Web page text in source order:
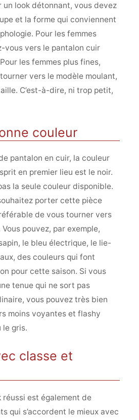
un look détonnant, vous devez
et la forme qui conviennent
Pour les femmes
vous vers le pantalon cuir
les femmes plus fines,
vers le modèle moulant,
C’est-à-dire, ni trop petit,
couleur
pantalon en cuir, la couleur
en premier lieu est le noir.
la seule couleur disponible.
porter cette pièce
de vous tourner vers
pouvez, par exemple,
le bleu électrique, le lie-
des couleurs qui font
pour cette saison. Si vous
tenue qui ne sort pas
vous pouvez très bien
moins voyantes et flashy
le gris.
classe et
réussi est également de
qui s’accordent le mieux avec